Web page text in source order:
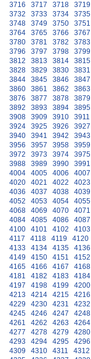
3716
3717 3718 3719
3732
3733 3734 3735
3748
3749 3750 3751
3764
3765 3766 3767
3780
3781 3782 3783
3796
3797 3798 3799
3812
3813 3814 3815
3828
3829 3830 3831
3844
3845 3846 3847
3860
3861 3862 3863
3876
3877 3878 3879
3892
3893 3894 3895
3908
3909 3910 3911
3924
3925 3926 3927
3940
3941 3942 3943
3956
3957 3958 3959
3972
3973 3974 3975
3988
3989 3990 3991
4004
4005 4006 4007
4020
4021 4022 4023
4036
4037 4038 4039
4052
4053 4054 4055
4068
4069 4070 4071
4084
4085 4086 4087
4100
4101 4102 4103
4117
4118 4119 4120
4133
4134 4135 4136
4149
4150 4151 4152
4165
4166 4167 4168
4181
4182 4183 4184
4197
4198 4199 4200
4213
4214 4215 4216
4229
4230 4231 4232
4245
4246 4247 4248
4261
4262 4263 4264
4277
4278 4279 4280
4293
4294 4295 4296
4309
4310 4311 4312